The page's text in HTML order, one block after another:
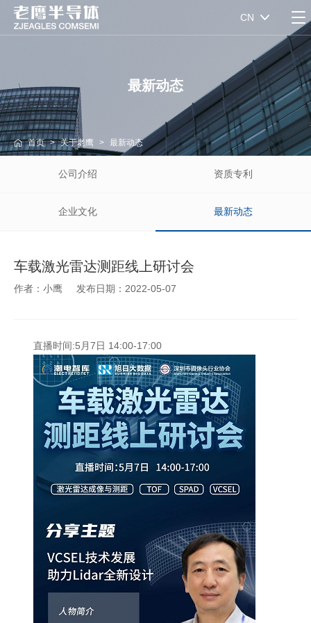
CN
最新动态
首页 > 关于老鹰 > 最新动态
公司介绍 资质专利
企业文化 最新动态
车载激光雷达测距线上研讨会
作者：小鹰 发布日期：2022-05-07
直播时间:5月7日 14:00-17:00